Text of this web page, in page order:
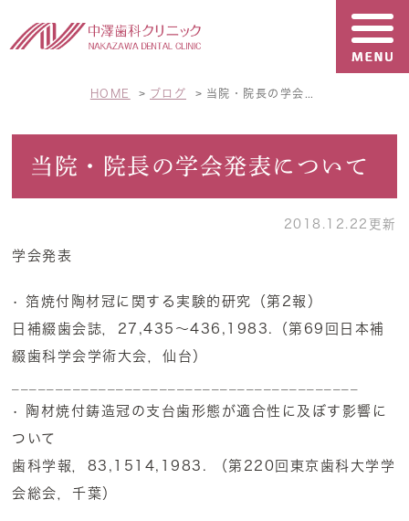
HOME ブログ
当院・院長の学会発表について
2018.12.22更新
学会発表
• 箔焼付陶材冠に関する実験的研究（第2報）
日補綴歯会誌，27,435～436,1983.（第69回日本補
綴歯科学会学術大会，仙台）
• 陶材焼付鋳造冠の支台歯形態が適合性に及ぼす影響に
ついて
歯科学報，83,1514,1983. （第220回東京歯科大学学
会総会，千葉）